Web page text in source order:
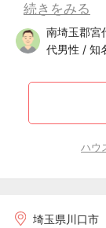
続きをみる
南埼玉郡宮
代男性 / 知
ハウ
埼玉県川口市